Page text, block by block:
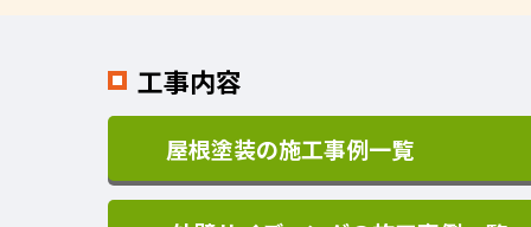
工事内容
屋根塗装の施工事例一覧